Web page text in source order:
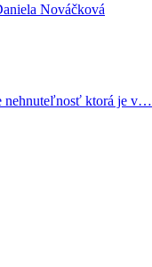
Nováčková
nehnuteľnosť ktorá je v…